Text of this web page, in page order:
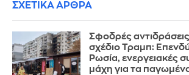
ΣΧΕΤΙΚΑ ΑΡΘΡΑ
Σφοδρές
σχέδιο Τραμπ:
Ρωσία, ενεργειακές
μάχη για τα